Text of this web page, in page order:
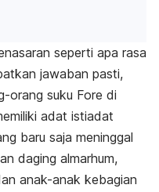
seperti apa rasa
jawaban pasti,
orang suku Fore di
adat istiadat
baru saja meninggal
daging almarhum,
anak-anak kebagian